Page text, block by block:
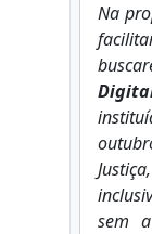
Na
sem